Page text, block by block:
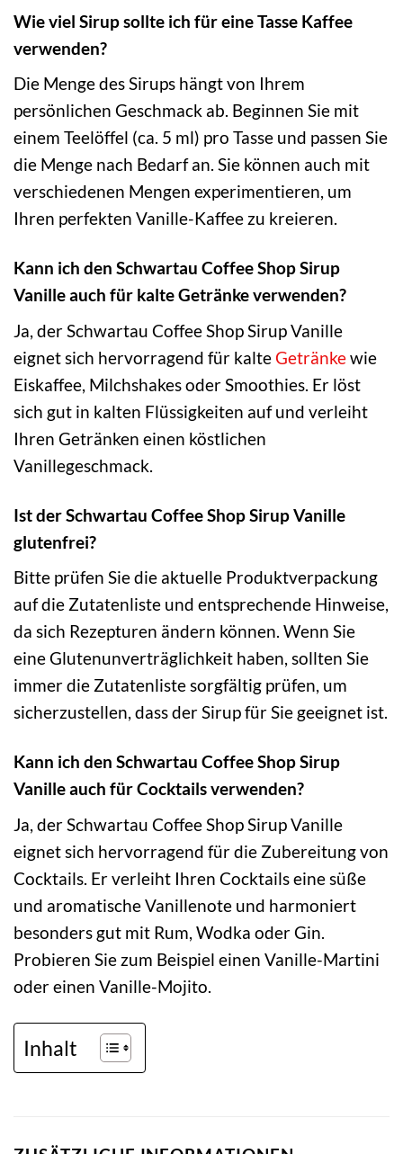
Wie viel Sirup sollte ich für eine Tasse Kaffee
verwenden?
Die Menge des Sirups hängt von Ihrem
persönlichen Geschmack ab. Beginnen Sie mit
einem Teelöffel (ca. 5 ml) pro Tasse und passen Sie
die Menge nach Bedarf an. Sie können auch mit
verschiedenen Mengen experimentieren, um
Ihren perfekten Vanille-Kaffee zu kreieren.
Kann ich den Schwartau Coffee Shop Sirup
Vanille auch für kalte Getränke verwenden?
Ja, der Schwartau Coffee Shop Sirup Vanille
eignet sich hervorragend für kalteGetränkewie
Eiskaffee, Milchshakes oder Smoothies. Er löst
sich gut in kalten Flüssigkeiten auf und verleiht
Ihren Getränken einen köstlichen
Vanillegeschmack.
Ist der Schwartau Coffee Shop Sirup Vanille
glutenfrei?
Bitte prüfen Sie die aktuelle Produktverpackung
auf die Zutatenliste und entsprechende Hinweise,
da sich Rezepturen ändern können. Wenn Sie
eine Glutenunverträglichkeit haben, sollten Sie
immer die Zutatenliste sorgfältig prüfen, um
sicherzustellen, dass der Sirup für Sie geeignet ist.
Kann ich den Schwartau Coffee Shop Sirup
Vanille auch für Cocktails verwenden?
Ja, der Schwartau Coffee Shop Sirup Vanille
eignet sich hervorragend für die Zubereitung von
Cocktails. Er verleiht Ihren Cocktails eine süße
und aromatische Vanillenote und harmoniert
besonders gut mit Rum, Wodka oder Gin.
Probieren Sie zum Beispiel einen Vanille-Martini
oder einen Vanille-Mojito.
Inhalt